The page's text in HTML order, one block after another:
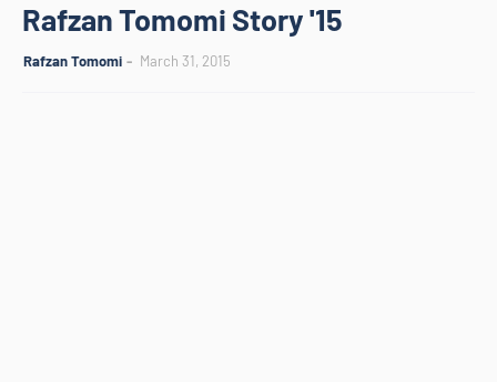
Rafzan Tomomi Story '15
Rafzan Tomomi March 31, 2015